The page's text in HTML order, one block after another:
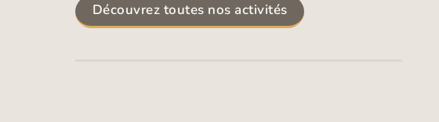
Découvrez toutes nos activités